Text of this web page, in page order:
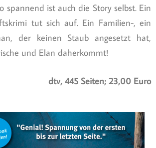
spannend ist auch die Story selbst. Ein
tut sich auf. Ein Familien-, ein
der keinen Staub angesetzt hat,
und Elan daherkommt!
dtv, 445 Seiten; 23,00 Euro